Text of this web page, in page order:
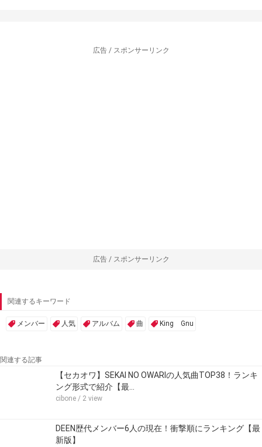
広告 / スポンサーリンク
広告 / スポンサーリンク
関連するキーワード
メンバー 人気 アルバム 曲 King Gnu
関連する記事
【セカオワ】SEKAI NO OWARIの人気曲TOP38！ランキ
ング形式で紹介【最…
cibone / 2 view
DEEN歴代メンバー6人の現在！衝撃順にランキング【最
新版】